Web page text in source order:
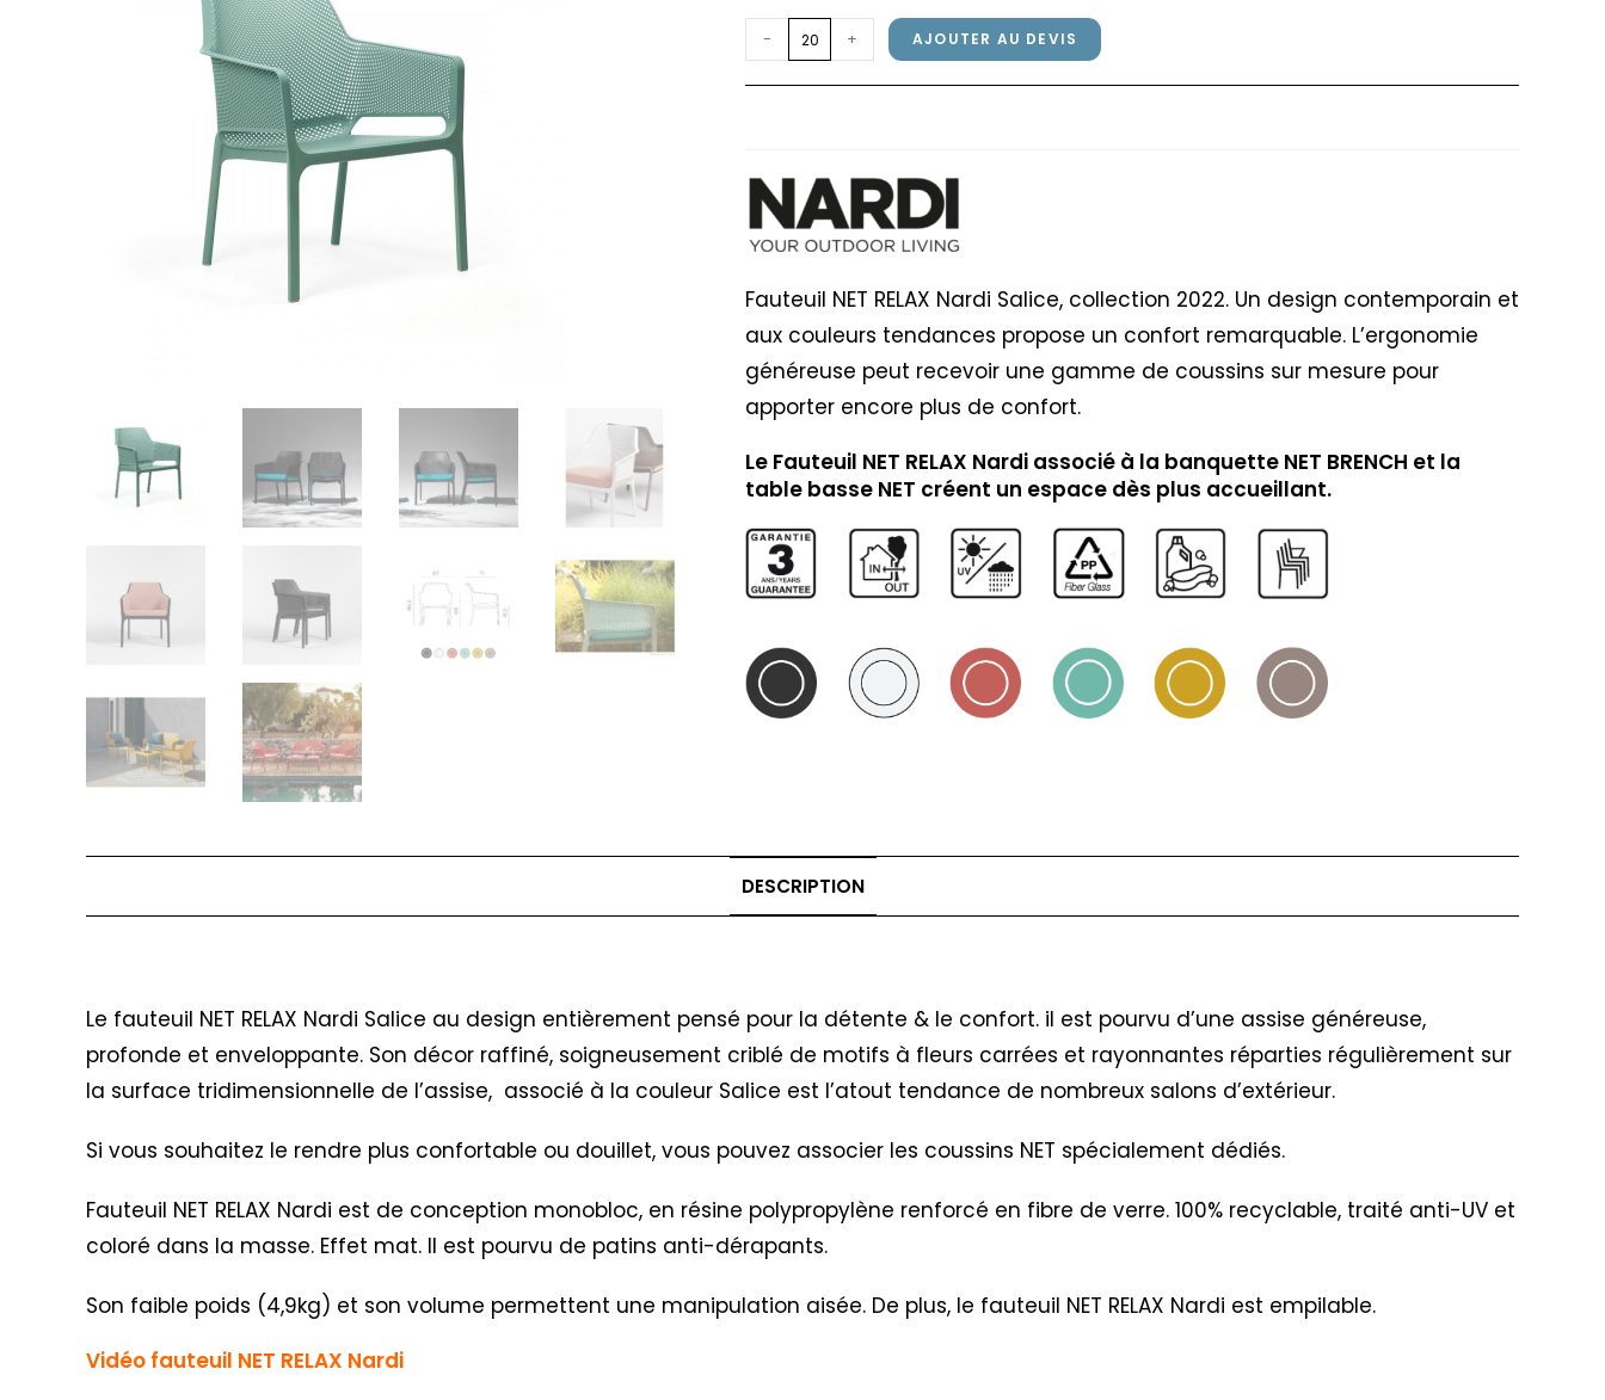
quantité
de
Fauteuil
Nardi
Salice
- + AJOUTER AU DEVIS
Fauteuil NET RELAX Nardi Salice, collection 2022. Un design contemporain et
aux couleurs tendances propose un confort remarquable. L’ergonomie
généreuse peut recevoir une gamme de coussins sur mesure pour
apporter encore plus de confort.
Le Fauteuil NET RELAX Nardi associé à la banquette NET BRENCH et la
table basse NET créent un espace dès plus accueillant.
DESCRIPTION
Le fauteuil NET RELAX Nardi Salice au design entièrement pensé pour la détente & le confort. il est pourvu d’une assise généreuse,
profonde et enveloppante. Son décor raffiné, soigneusement criblé de motifs à fleurs carrées et rayonnantes réparties régulièrement sur
la surface tridimensionnelle de l’assise, associé à la couleur Salice est l’atout tendance de nombreux salons d’extérieur.
Si vous souhaitez le rendre plus confortable ou douillet, vous pouvez associer les coussins NET spécialement dédiés.
Fauteuil NET RELAX Nardi est de conception monobloc, en résine polypropylène renforcé en fibre de verre. 100% recyclable, traité anti-UV et
coloré dans la masse. Effet mat. Il est pourvu de patins anti-dérapants.
Son faible poids (4,9kg) et son volume permettent une manipulation aisée. De plus, le fauteuil NET RELAX Nardi est empilable.
Vidéo fauteuil NET RELAX Nardi